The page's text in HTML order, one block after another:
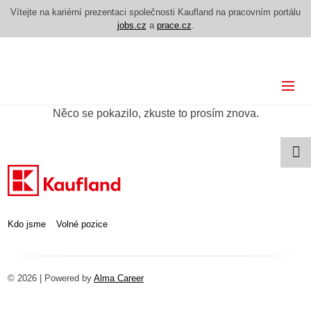
Vítejte na kariérní prezentaci společnosti Kaufland na pracovním portálu
jobs.cz a prace.cz
Kdo jsmeNěco se pokazilo, zkuste to prosím znova.
Kdo jsme Volné pozice
© 2026 | Powered by Alma Career